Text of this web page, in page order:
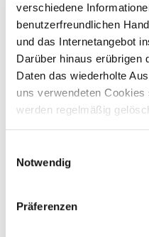
verschiedene
benutzerfreundlichen
und das Internetangebot
Darüber hinaus erübrigen
Daten das wiederholte
uns verwendeten
werden regelmäßig
Notwendig
Präferenzen
Gewinner der 3. Runde steht
Vielen Dank für Ihre Stimmen
unserer Jubiläums-Aktion.